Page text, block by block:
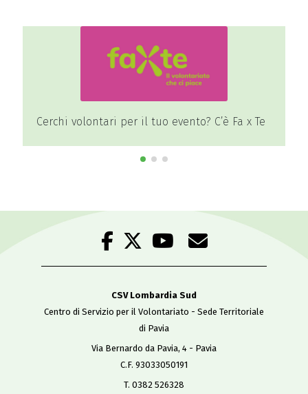
Cerchi volontari per il tuo evento? C’è Fa x Te
CSV Lombardia Sud
Centro di Servizio per il Volontariato - Sede Territoriale
di Pavia
Via Bernardo da Pavia, 4 - Pavia
C.F. 93033050191
T. 0382 526328